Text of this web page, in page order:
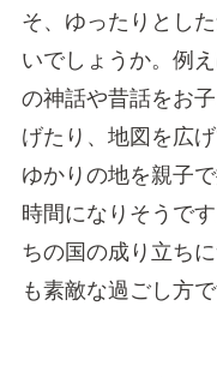
そ、ゆったりとし
いでしょうか。例
の神話や昔話をお
げたり、地図を広
ゆかりの地を親子
時間になりそうで
ちの国の成り立ち
も素敵な過ごし方で